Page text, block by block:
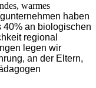
warmes
haben
40% an biologischen
regional
legen wir
an der Eltern,